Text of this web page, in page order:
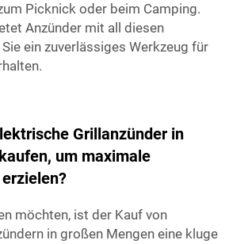
Picknick oder beim Camping.
Anzünder mit all diesen
ein zuverlässiges Werkzeug für
Grillanzünder in
um maximale
möchten, ist der Kauf von
in großen Mengen eine kluge